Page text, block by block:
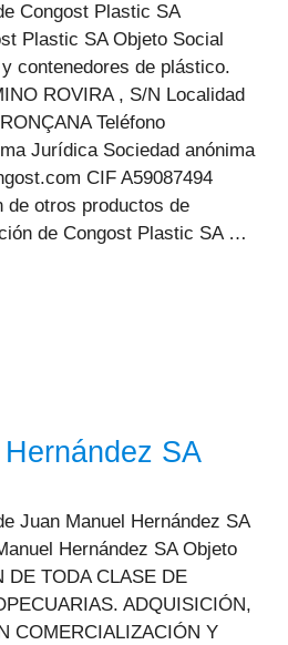
Congost Plastic SA
Plastic SA Objeto Social
contenedores de plástico.
ROVIRA , S/N Localidad
Teléfono
Jurídica Sociedad anónima
CIF A59087494
de otros productos de
de Congost Plastic SA …
SA
Juan Manuel Hernández SA
Hernández SA Objeto
DE TODA CLASE DE
ADQUISICIÓN,
COMERCIALIZACIÓN Y